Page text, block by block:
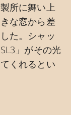
所に舞い上
な窓から差
た。シャッ
」がその光
くれるとい